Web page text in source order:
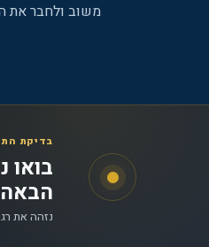
משוב ולחבר את
בדיקת
נזהה את